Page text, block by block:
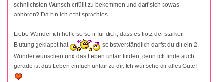
sehnlichsten Wunsch erfüllt zu bekommen und darf sich sowas
anhören? Da bin ich echt sprachlos.
Liebe Wunder ich hoffe so sehr für dich, dass es trotz der starken
Blutung geklappt hat
selbstverständlich darfst du dir ein 2.
Wunder wünschen und das Leben unfair finden, denn ich finde auch
gerade ist das Leben einfach unfair zu dir. Ich wünsche dir alles Gute!